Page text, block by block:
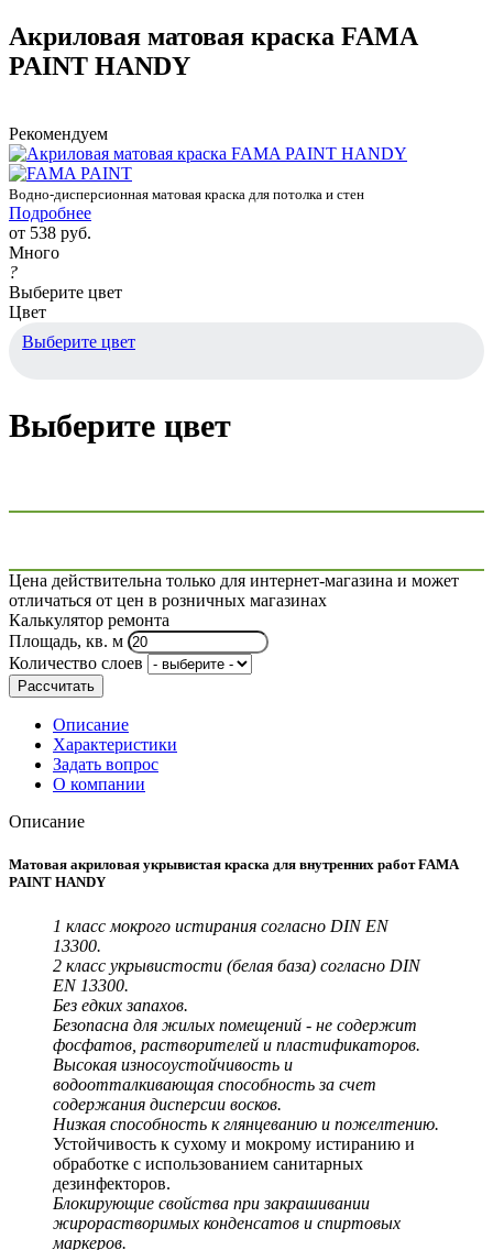
Акриловая матовая краска FAMA
PAINT HANDY
Рекомендуем
Водно-дисперсионная матовая краска для потолка и стен
Подробнее
от 538 руб.
Много
?
Выберите цвет
Цвет
Выберите цвет
Выберите цвет
Цена действительна только для интернет-магазина и может
отличаться от цен в розничных магазинах
Калькулятор ремонта
Площадь, кв. м
Количество слоев
Рассчитать
Описание
Характеристики
Задать вопрос
О компании
Описание
Матовая акриловая укрывистая краска для внутренних работ FAMA
PAINT HANDY
1 класс мокрого истирания согласно DIN EN
13300.
2 класс укрывистости (белая база) согласно DIN
EN 13300.
Без едких запахов.
Безопасна для жилых помещений - не содержит
фосфатов, растворителей и пластификаторов.
Высокая износоустойчивость и
водоотталкивающая способность за счет
содержания дисперсии восков.
Низкая способность к глянцеванию и пожелтению.
Устойчивость к сухому и мокрому истиранию и
обработке с использованием санитарных
дезинфекторов.
Блокирующие свойства при закрашивании
жирорастворимых конденсатов и спиртовых
маркеров.